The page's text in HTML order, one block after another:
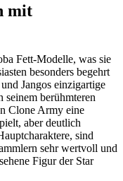
mit
Fett-Modelle, was sie
besonders begehrt
Jangos einzigartige
seinem berühmteren
Clone Army eine
aber deutlich
sind
sehr wertvoll und
Figur der Star